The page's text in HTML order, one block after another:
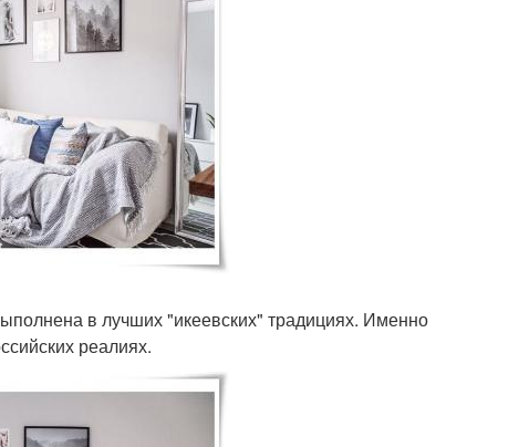
в лучших "икеевских" традициях. Именно
реалиях.